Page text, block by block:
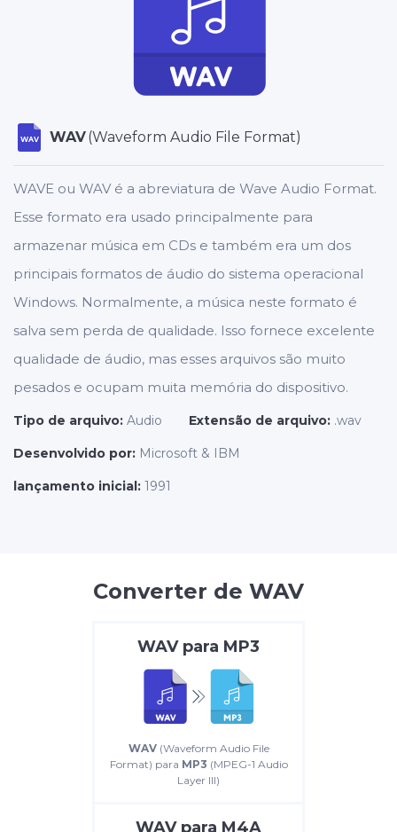
WAV WAV(Waveform Audio File Format)
WAVE ou WAV é a abreviatura de Wave Audio Format.
Esse formato era usado principalmente para
armazenar música em CDs e também era um dos
principais formatos de áudio do sistema operacional
Windows. Normalmente, a música neste formato é
salva sem perda de qualidade. Isso fornece excelente
qualidade de áudio, mas esses arquivos são muito
pesados e ocupam muita memória do dispositivo.
Tipo de arquivo: Audio Extensão de arquivo: .wav
Desenvolvido por: Microsoft & IBM
lançamento inicial: 1991
Converter de WAV
WAVpara MP3
WAV(Waveform Audio File
Format) para MP3 (MPEG-1 Audio
Layer III)
WAVpara M4A